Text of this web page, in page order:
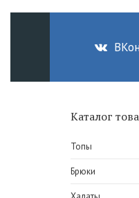
Каталог
Топы
Брюки